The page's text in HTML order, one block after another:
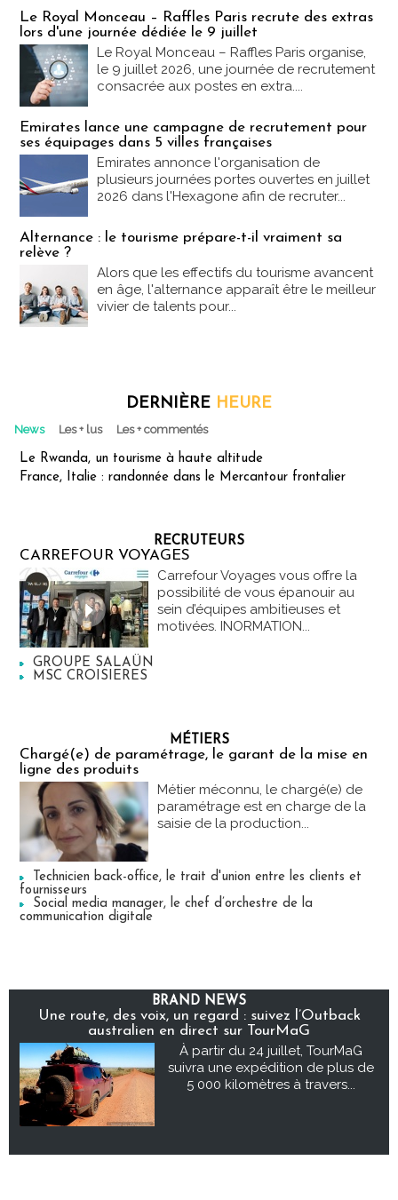
Le Royal Monceau – Raffles Paris recrute des extras
lors d'une journée dédiée le 9 juillet
Le Royal Monceau – Raffles Paris organise,
le 9 juillet 2026, une journée de recrutement
consacrée aux postes en extra....
Emirates lance une campagne de recrutement pour
ses équipages dans 5 villes françaises
Emirates annonce l'organisation de
plusieurs journées portes ouvertes en juillet
2026 dans l'Hexagone afin de recruter...
Alternance : le tourisme prépare-t-il vraiment sa
relève ?
Alors que les effectifs du tourisme avancent
en âge, l'alternance apparaît être le meilleur
vivier de talents pour...
DERNIÈRE HEURE
News Les + lus Les + commentés
Le Rwanda, un tourisme à haute altitude
France, Italie : randonnée dans le Mercantour frontalier
RECRUTEURS
CARREFOUR VOYAGES
Carrefour Voyages vous offre la
possibilité de vous épanouir au
sein d’équipes ambitieuses et
motivées. INORMATION...
GROUPE SALAÜN
MSC CROISIERES
MÉTIERS
Chargé(e) de paramétrage, le garant de la mise en
ligne des produits
Métier méconnu, le chargé(e) de
paramétrage est en charge de la
saisie de la production...
Technicien back-office, le trait d'union entre les clients et
fournisseurs
Social media manager, le chef d’orchestre de la
communication digitale
BRAND NEWS
Une route, des voix, un regard : suivez l’Outback
australien en direct sur TourMaG
À partir du 24 juillet, TourMaG
suivra une expédition de plus de
5 000 kilomètres à travers...